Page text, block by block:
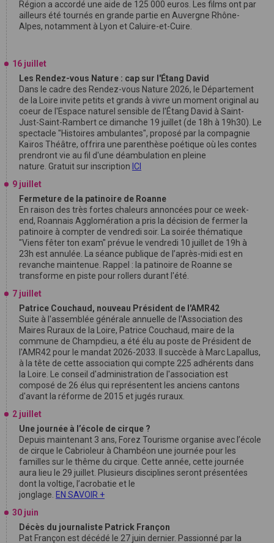
Région a accordé une aide de 125 000 euros. Les films ont par
ailleurs été tournés en grande partie en Auvergne Rhône-
Alpes, notamment à Lyon et Caluire-et-Cuire.
16 juillet
Les Rendez-vous Nature : cap sur l'Étang David
Dans le cadre des Rendez-vous Nature 2026, le Département
de la Loire invite petits et grands à vivre un moment original au
coeur de l'Espace naturel sensible de l'Étang David à Saint-
Just-Saint-Rambert ce dimanche 19 juillet (de 18h à 19h30). Le
spectacle "Histoires ambulantes", proposé par la compagnie
Kaïros Théâtre, offrira une parenthèse poétique où les contes
prendront vie au fil d'une déambulation en pleine
nature. Gratuit sur inscription ICI
9 juillet
Fermeture de la patinoire de Roanne
En raison des très fortes chaleurs annoncées pour ce week-
end, Roannais Agglomération a pris la décision de fermer la
patinoire à compter de vendredi soir. La soirée thématique
"Viens fêter ton exam" prévue le vendredi 10 juillet de 19h à
23h est annulée. La séance publique de l’après-midi est en
revanche maintenue. Rappel : la patinoire de Roanne se
transforme en piste pour rollers durant l'été.
7 juillet
Patrice Couchaud, nouveau Président de l'AMR42
Suite à l'assemblée générale annuelle de l'Association des
Maires Ruraux de la Loire, Patrice Couchaud, maire de la
commune de Champdieu, a été élu au poste de Président de
l'AMR42 pour le mandat 2026-2033. Il succède à Marc Lapallus,
à la tête de cette association qui compte 225 adhérents dans
la Loire. Le conseil d'administration de l'association est
composé de 26 élus qui représentent les anciens cantons
d'avant la réforme de 2015 et jugés ruraux.
2 juillet
Une journée à l’école de cirque ?
Depuis maintenant 3 ans, Forez Tourisme organise avec l’école
de cirque le Cabrioleur à Chambéon une journée pour les
familles sur le thême du cirque. Cette année, cette journée
aura lieu le 29 juillet. Plusieurs disciplines seront présentées
dont la voltige, l’acrobatie et le
jonglage. EN SAVOIR +
30 juin
Décès du journaliste Patrick Françon
Pat Françon est décédé le 27 juin dernier. Passionné par la